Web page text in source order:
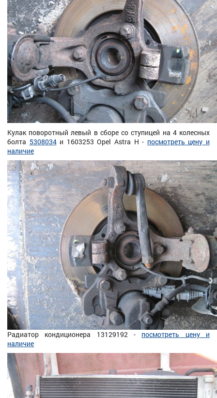
Кулак поворотный левый в сборе со ступицей на 4 колесных
болта 5308034и 1603253 Opel Astra H - посмотреть цену и
наличие
Радиатор кондиционера 13129192 - посмотреть цену и
наличие